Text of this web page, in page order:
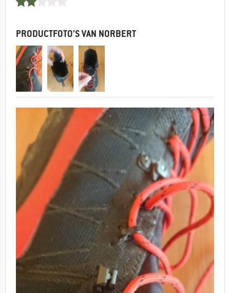
PRODUCTFOTO'S VAN NORBERT